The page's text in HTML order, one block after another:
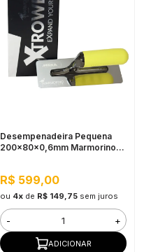
Desempenadeira Pequena
200x80x0,6mm Marmorino
R$ 599,00
ou 4xde R$ 149,75 sem juros
- +
ADICIONAR